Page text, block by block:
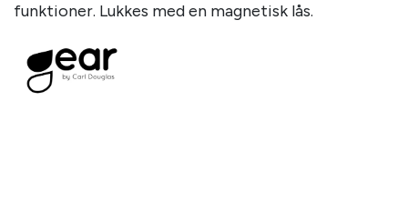
funktioner. Lukkes med en magnetisk lås.